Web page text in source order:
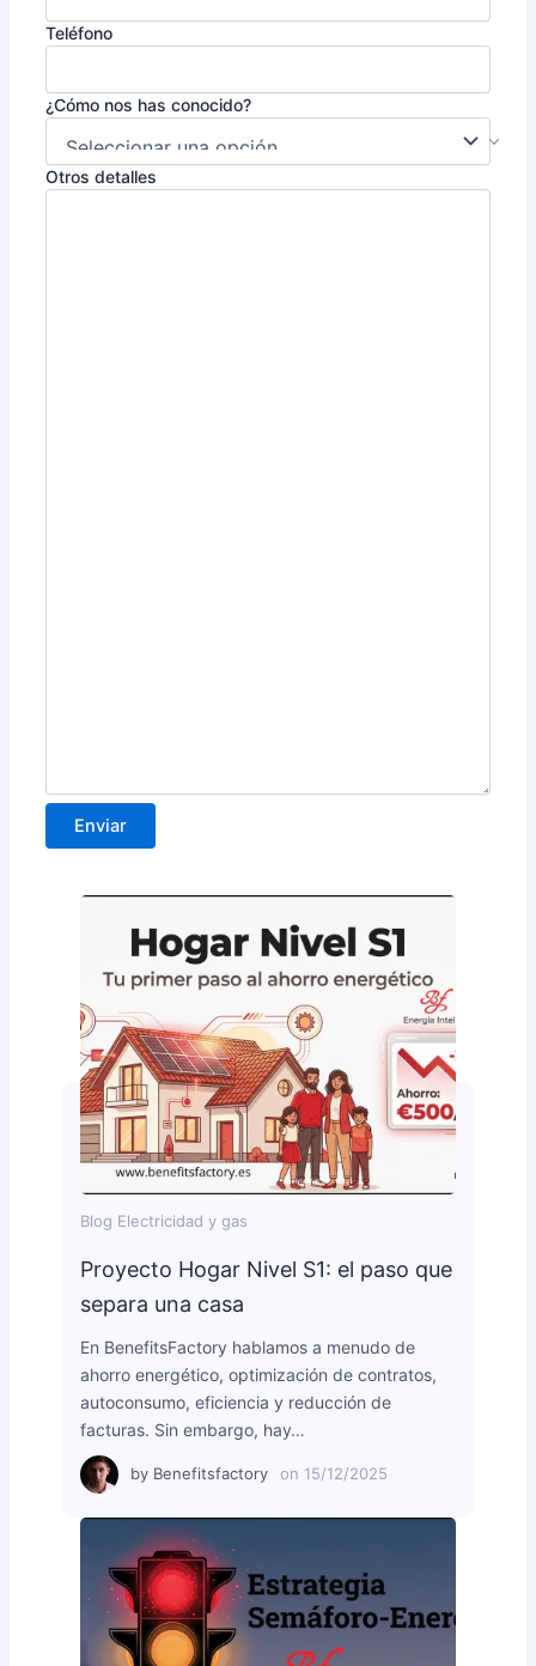
Teléfono
¿Cómo nos has conocido?
Otros detalles
Enviar
Blog Electricidad y gas
Proyecto Hogar Nivel S1: el paso que
separa una casa
En BenefitsFactory hablamos a menudo de
ahorro energético, optimización de contratos,
autoconsumo, eficiencia y reducción de
facturas. Sin embargo, hay…
by Benefitsfactory on 15/12/2025